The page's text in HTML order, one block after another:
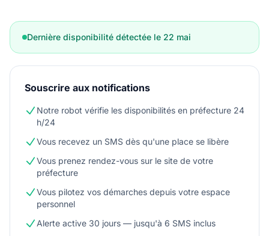
Dernière disponibilité détectée le 22 mai
Souscrire aux notifications
Notre robot vérifie les disponibilités en préfecture 24
h/24
Vous recevez un SMS dès qu'une place se libère
Vous prenez rendez-vous sur le site de votre
préfecture
Vous pilotez vos démarches depuis votre espace
personnel
Alerte active 30 jours — jusqu'à 6 SMS inclus